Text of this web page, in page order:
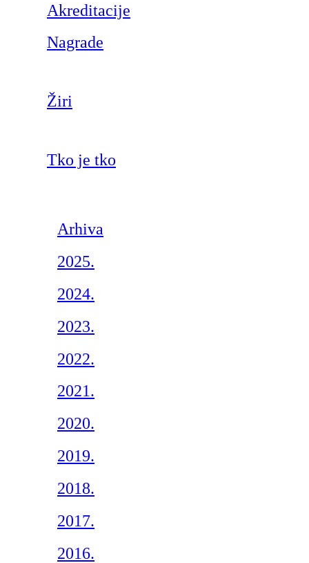
Akreditacije
Nagrade
Žiri
Tko je tko
Arhiva
2025.
2024.
2023.
2022.
2021.
2020.
2019.
2018.
2017.
2016.